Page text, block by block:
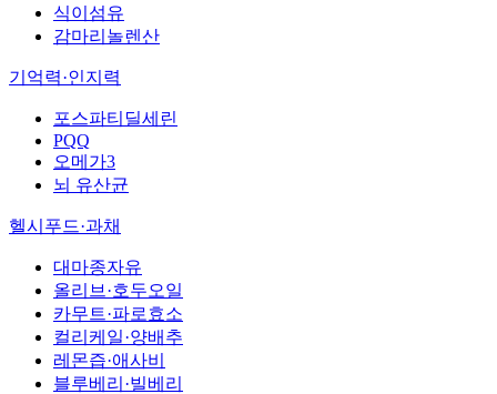
식이섬유
감마리놀렌산
기억력·인지력
포스파티딜세린
PQQ
오메가3
뇌 유산균
헬시푸드·과채
대마종자유
올리브·호두오일
카무트·파로효소
컬리케일·양배추
레몬즙·애사비
블루베리·빌베리